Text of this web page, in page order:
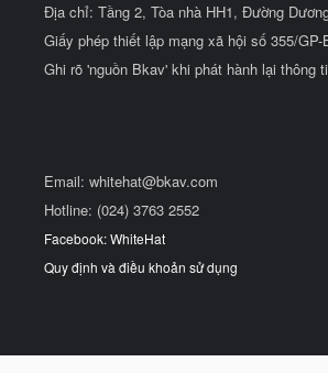
Địa chỉ: Tầng 2, Tòa nhà HH1, Đường
Giấy phép thiết lập mạng xã hội số 355/
Ghi rõ 'nguồn Bkav' khi phát hành lại thông
Email: whitehat@bkav.com
Hotline: (024) 3763 2552
Facebook: WhiteHat
Quy định và điều khoản sử dụng